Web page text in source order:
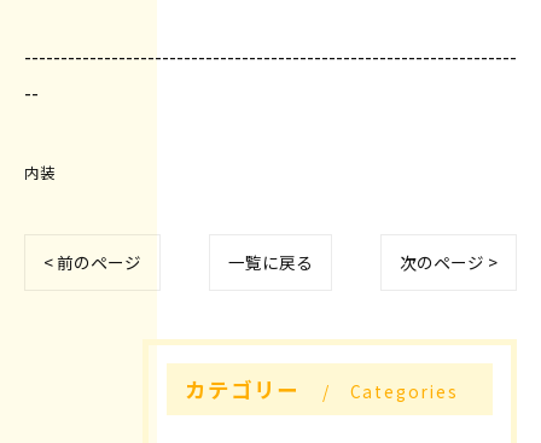
--------------------------------------------------------------------
--
内装
< 前のページ 一覧に戻る 次のページ >
カテゴリー Categories